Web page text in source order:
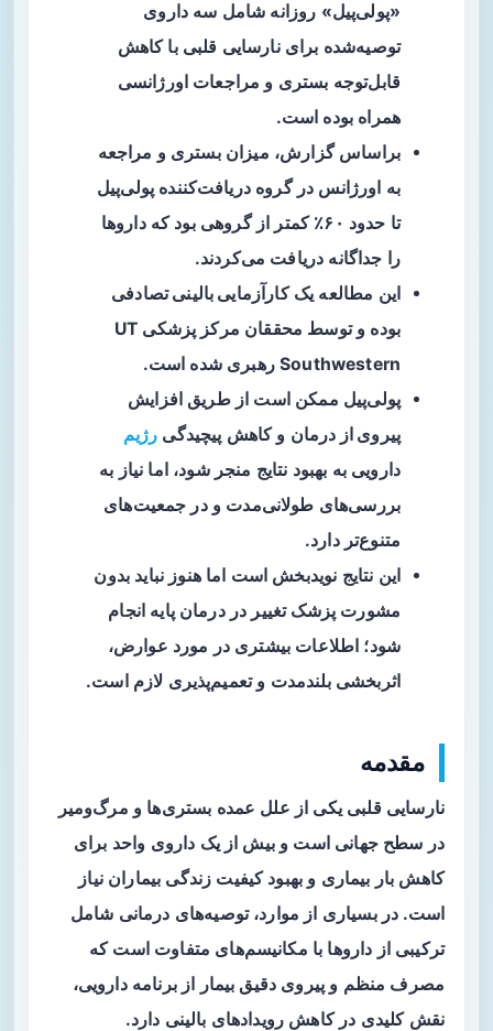
«پولی‌پیل» روزانه شامل سه داروی
توصیه‌شده برای نارسایی قلبی با کاهش
قابل‌توجه بستری و مراجعات اورژانسی
همراه بوده است.
براساس گزارش، میزان بستری و مراجعه
به اورژانس در گروه دریافت‌کننده پولی‌پیل
تا حدود ۶۰٪
کمتر از گروهی بود که داروها
را جداگانه دریافت می‌کردند.
این مطالعه یککارآزمایی بالینی تصادفی
بوده و توسط محققان مرکز پزشکی UT
Southwestern رهبری شده است.
پولی‌پیل ممکن است از طریق افزایش
پیروی از درمان و کاهش پیچیدگی رژیم
دارویی به بهبود نتایج منجر شود، اما نیاز به
بررسی‌های طولانی‌مدت و در جمعیت‌های
متنوع‌تر دارد.
این نتایج نویدبخش است اما هنوز نباید بدون
مشورت پزشک تغییر در درمان پایه انجام
شود؛ اطلاعات بیشتری در مورد عوارض،
اثربخشی بلندمدت و تعمیم‌پذیری لازم است.
مقدمه
نارسایی قلبی یکی از علل عمده بستری‌ها و مرگ‌ومیر
در سطح جهانی است و بیش از یک داروی واحد برای
کاهش بار بیماری و بهبود کیفیت زندگی بیماران نیاز
است. در بسیاری از موارد، توصیه‌های درمانی شامل
ترکیبی از داروها با مکانیسم‌های متفاوت است که
مصرف منظم و پیروی دقیق بیمار از برنامه دارویی،
نقش کلیدی در کاهش رویدادهای بالینی دارد.